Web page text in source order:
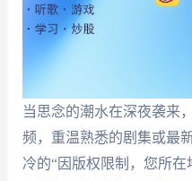
当思念的潮水在深夜袭来
频，重温熟悉的剧集或最
冷的“因版权限制，您所